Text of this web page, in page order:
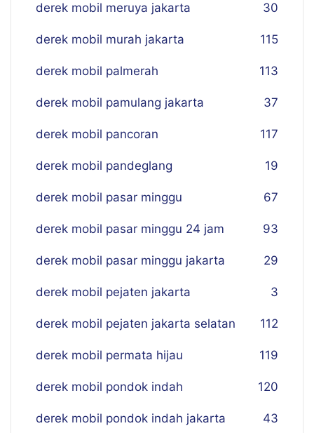
derek mobil meruya jakarta 30
derek mobil murah jakarta 115
derek mobil palmerah 113
derek mobil pamulang jakarta 37
derek mobil pancoran 117
derek mobil pandeglang 19
derek mobil pasar minggu 67
derek mobil pasar minggu 24 jam 93
derek mobil pasar minggu jakarta 29
derek mobil pejaten jakarta 3
derek mobil pejaten jakarta selatan 112
derek mobil permata hijau 119
derek mobil pondok indah 120
derek mobil pondok indah jakarta 43